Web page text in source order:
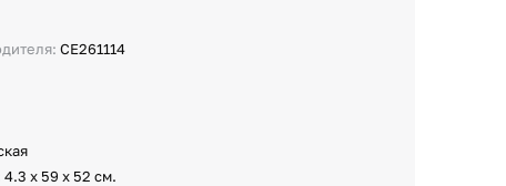
CE261114
4.3 х 59 х 52 см.